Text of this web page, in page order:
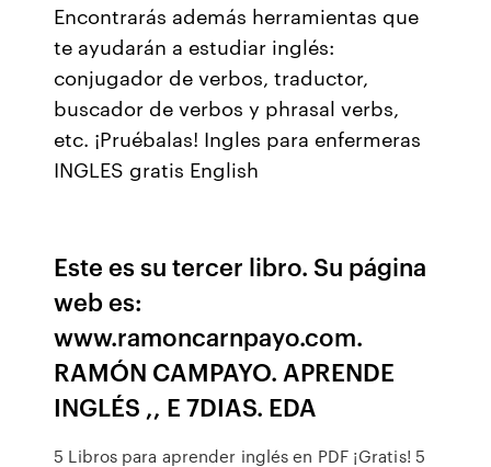
Encontrarás además herramientas que
te ayudarán a estudiar inglés:
conjugador de verbos, traductor,
buscador de verbos y phrasal verbs,
etc. ¡Pruébalas! Ingles para enfermeras
INGLES gratis English
Este es su tercer libro. Su página
web es:
www.ramoncarnpayo.com.
RAMÓN CAMPAYO. APRENDE
INGLÉS ,, E 7DIAS. EDA
5 Libros para aprender inglés en PDF ¡Gratis! 5